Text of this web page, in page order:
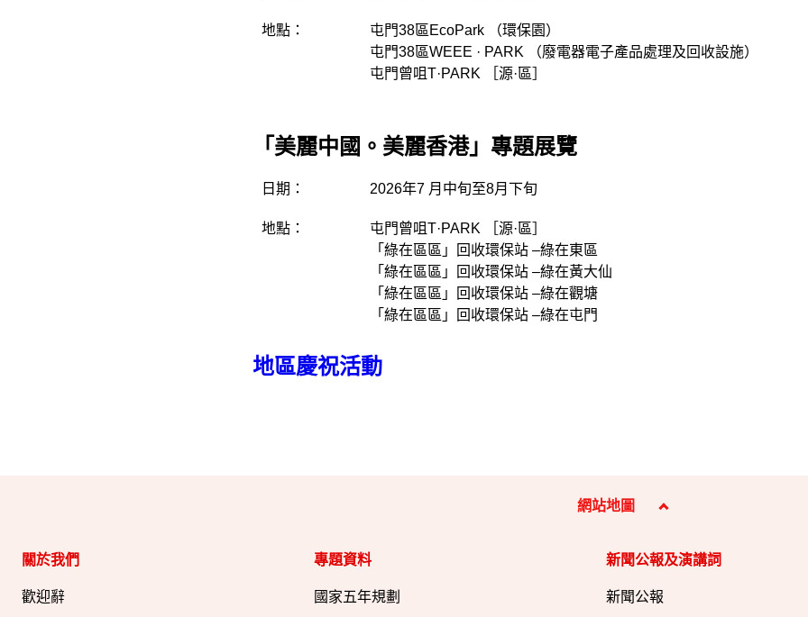
地點：
屯門38區EcoPark （環保園）
屯門38區WEEE · PARK （廢電器電子產品處理及回收設施）
屯門曾咀T·PARK ［源·區］
「美麗中國。美麗香港」專題展覽
日期： 2026年7 月中旬至8月下旬
地點：
屯門曾咀T·PARK ［源·區］
「綠在區區」回收環保站 –綠在東區
「綠在區區」回收環保站 –綠在黃大仙
「綠在區區」回收環保站 –綠在觀塘
「綠在區區」回收環保站 –綠在屯門
地區慶祝活動
網站地圖
關於我們
歡迎辭
專題資料
國家五年規劃
新聞公報及演講詞
新聞公報